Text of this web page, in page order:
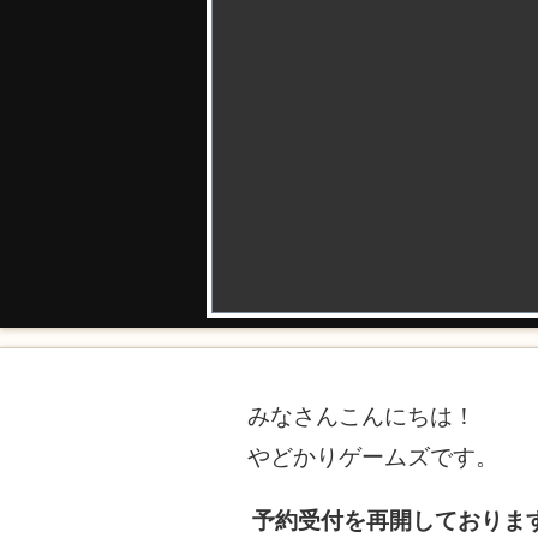
みなさんこんにちは！
やどかりゲームズです。
予約受付を再開しておりま